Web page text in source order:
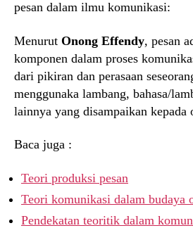
pesan dalam ilmu komunikasi:
Menurut Onong Effendy, pesan
komponen dalam proses
dari pikiran dan perasaan
menggunaka lambang, bahasa/
lainnya yang disampaikan kepada
Baca juga :
Teori produksi pesan
Teori komunikasi dalam budaya
Pendekatan teoritik dalam